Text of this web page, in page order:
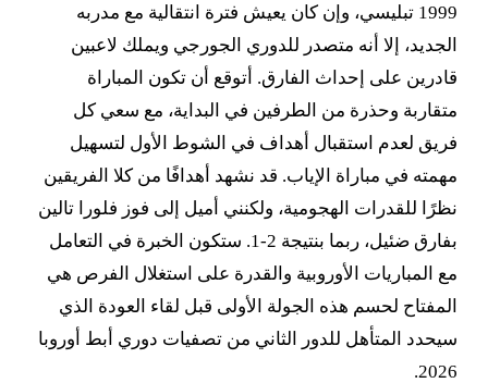
1999 تبليسي، وإن كان يعيش فترة انتقالية مع مدربه
الجديد، إلا أنه متصدر للدوري الجورجي ويملك لاعبين
قادرين على إحداث الفارق. أتوقع أن تكون المباراة
متقاربة وحذرة من الطرفين في البداية، مع سعي كل
فريق لعدم استقبال أهداف في الشوط الأول لتسهيل
مهمته في مباراة الإياب. قد نشهد أهدافًا من كلا الفريقين
نظرًا للقدرات الهجومية، ولكنني أميل إلى فوز فلورا تالين
بفارق ضئيل، ربما بنتيجة 2-1. ستكون الخبرة في التعامل
مع المباريات الأوروبية والقدرة على استغلال الفرص هي
المفتاح لحسم هذه الجولة الأولى قبل لقاء العودة الذي
سيحدد المتأهل للدور الثاني من تصفيات دوري أبط أوروبا
2026.